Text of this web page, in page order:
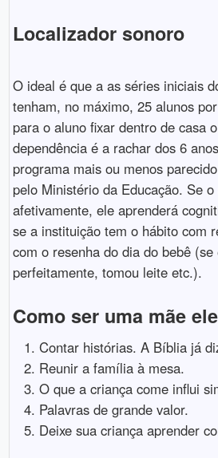
Localizador sonoro
O ideal é que a as séries iniciais
tenham, no máximo, 25 alunos
para o aluno fixar dentro de casa
dependência é a rachar dos 6
programa mais ou menos
pelo Ministério da Educação. Se
afetivamente, ele aprenderá
se a instituição tem o hábito com
com o resenha do dia do bebê (se
perfeitamente, tomou leite etc.).
Como ser uma mãe
Contar histórias. A Bíblia já
Reunir a família à mesa.
O que a criança come influi
Palavras de grande valor.
Deixe sua criança aprender